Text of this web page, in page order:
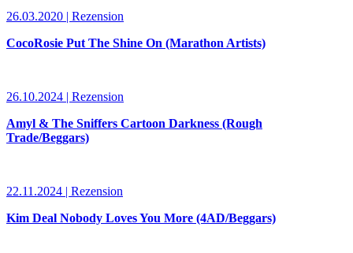
26.03.2020 | Rezension
CocoRosie Put The Shine On (Marathon Artists)
26.10.2024 | Rezension
Amyl & The Sniffers Cartoon Darkness (Rough
Trade/Beggars)
22.11.2024 | Rezension
Kim Deal Nobody Loves You More (4AD/Beggars)